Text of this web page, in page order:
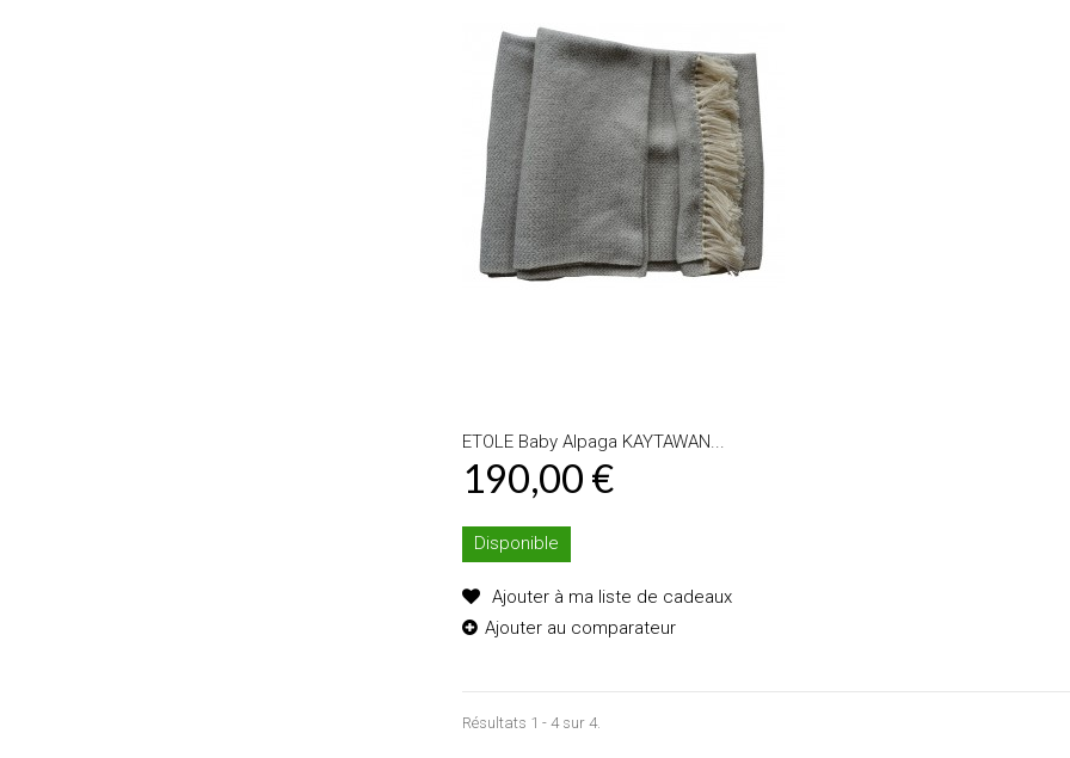
Ajouter au
panier
Détails
ETOLE Baby Alpaga KAYTAWAN...
190,00 €
Disponible
Ajouter à ma liste de cadeaux
Ajouter au comparateur
Résultats 1 - 4 sur 4.